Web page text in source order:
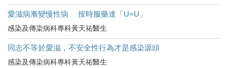
愛滋病漸變慢性病 按時服藥達「U=U」
感染及傳染病科專科黃天祐醫生
同志不等於愛滋，不安全性行為才是感染源頭
感染及傳染病科專科黃天祐醫生